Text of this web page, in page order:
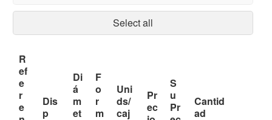
Select all
R
ef
e
r
e
Dis
p
Di
á
m
et
F
o
r
m
Uni
ds/
caj
Pr
ec
S
u
Pr
Cantid
ad